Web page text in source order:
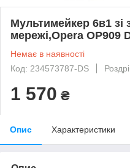
Мультимейкер 6в1
мережі,Opera OP909
Немає в наявності
Код: 234573787-DS
1 570 ₴
Опис Характеристики